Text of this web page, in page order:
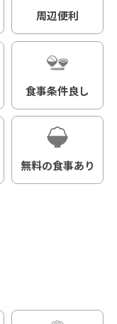
周辺便利
食事条件良し
無料の食事あり